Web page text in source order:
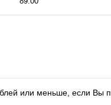
или меньше, если Вы